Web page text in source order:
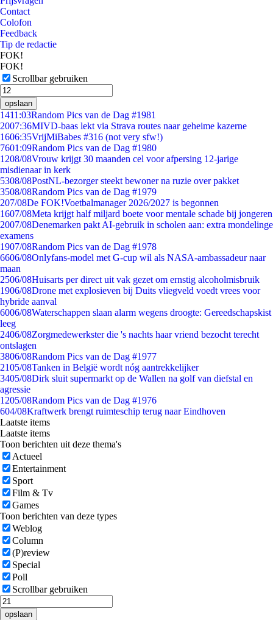
Contact
Colofon
Feedback
Tip de redactie
FOK!
FOK!
Scrollbar gebruiken
opslaan
1411:03Random Pics van de Dag #1981
2007:36MIVD-baas lekt via Strava routes naar geheime kazerne
1606:35VrijMiBabes #316 (not very sfw!)
7601:09Random Pics van de Dag #1980
1208/08Vrouw krijgt 30 maanden cel voor afpersing 12-jarige
misdienaar in kerk
5308/08PostNL-bezorger steekt bewoner na ruzie over pakket
3508/08Random Pics van de Dag #1979
207/08De FOK!Voetbalmanager 2026/2027 is begonnen
1607/08Meta krijgt half miljard boete voor mentale schade bij jongeren
2007/08Denemarken pakt AI-gebruik in scholen aan: extra mondelinge
examens
1907/08Random Pics van de Dag #1978
6606/08Onlyfans-model met G-cup wil als NASA-ambassadeur naar
maan
2506/08Huisarts per direct uit vak gezet om ernstig alcoholmisbruik
1906/08Drone met explosieven bij Duits vliegveld voedt vrees voor
hybride aanval
6006/08Waterschappen slaan alarm wegens droogte: Gereedschapskist
leeg
2406/08Zorgmedewerkster die 's nachts haar vriend bezocht terecht
ontslagen
3806/08Random Pics van de Dag #1977
2105/08Tanken in België wordt nóg aantrekkelijker
3405/08Dirk sluit supermarkt op de Wallen na golf van diefstal en
agressie
1205/08Random Pics van de Dag #1976
604/08Kraftwerk brengt ruimteschip terug naar Eindhoven
Laatste items
Laatste items
Toon berichten uit deze thema's
Actueel
Entertainment
Sport
Film & Tv
Games
Toon berichten van deze types
Weblog
Column
(P)review
Special
Poll
Scrollbar gebruiken
opslaan